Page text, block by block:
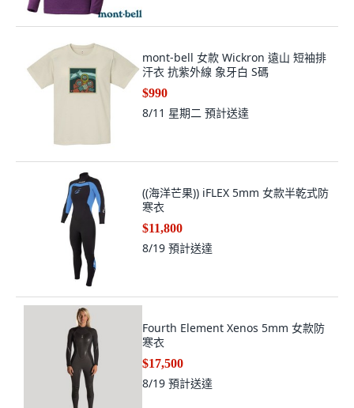
mont-bell 女款 Wickron 遠山 短袖排
汗衣 抗紫外線 象牙白 S碼
$990
8/11 星期二 預計送達
((海洋芒果)) iFLEX 5mm 女款半乾式防
寒衣
$11,800
8/19 預計送達
Fourth Element Xenos 5mm 女款防
寒衣
$17,500
8/19 預計送達